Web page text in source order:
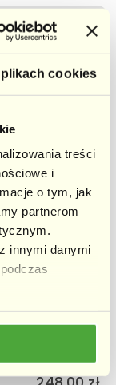
cookies
treści
i
o tym, jak
partnerom
innymi danymi